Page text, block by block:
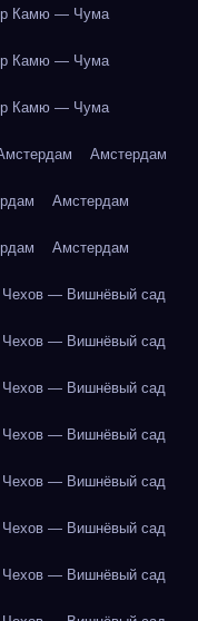
Камю — Чума
Камю — Чума
Камю — Чума
Амстердам
Амстердам
Амстердам
Чехов — Вишнёвый сад
Чехов — Вишнёвый сад
Чехов — Вишнёвый сад
Чехов — Вишнёвый сад
Чехов — Вишнёвый сад
Чехов — Вишнёвый сад
Чехов — Вишнёвый сад